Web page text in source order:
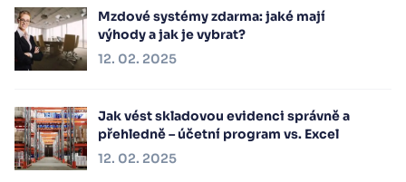
Mzdové systémy zdarma: jaké mají
výhody a jak je vybrat?
12. 02. 2025
Jak vést skladovou evidenci správně a
přehledně – účetní program vs. Excel
12. 02. 2025